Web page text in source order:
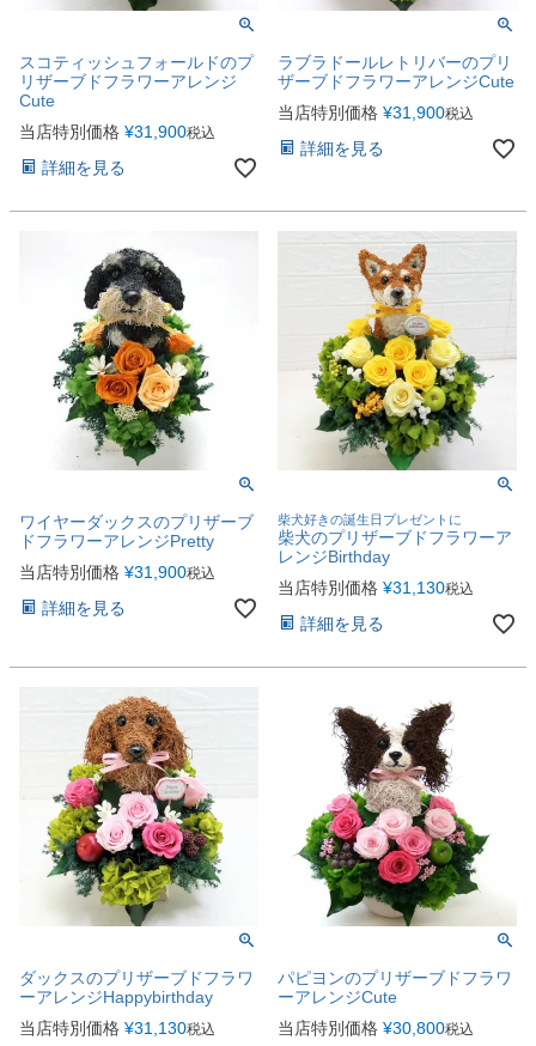
スコティッシュフォールドのプ
リザーブドフラワーアレンジ
Cute
当店特別価格 ¥31,900税込
詳細を見る
ラブラドールレトリバーのプリ
ザーブドフラワーアレンジCute
当店特別価格 ¥31,900税込
詳細を見る
ワイヤーダックスのプリザーブ
ドフラワーアレンジPretty
当店特別価格 ¥31,900税込
詳細を見る
柴犬好きの誕生日プレゼントに
柴犬のプリザーブドフラワーア
レンジBirthday
当店特別価格 ¥31,130税込
詳細を見る
ダックスのプリザーブドフラワ
ーアレンジHappybirthday
当店特別価格 ¥31,130税込
パピヨンのプリザーブドフラワ
ーアレンジCute
当店特別価格 ¥30,800税込